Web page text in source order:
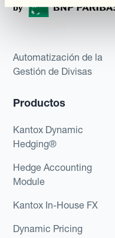
Automatización de la
Gestión de Divisas
Productos
Kantox Dynamic
Hedging®
Hedge Accounting
Module
Kantox In-House FX
Dynamic Pricing